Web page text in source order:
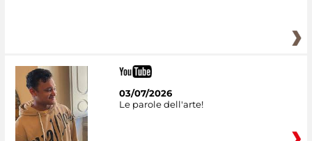
03/07/2026
Le parole dell'arte!